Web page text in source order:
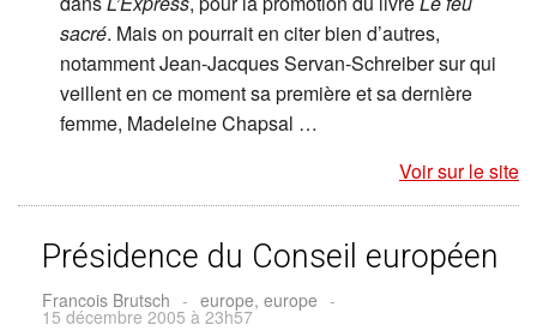
sacré. Mais on pourrait en citer bien d’autres,
notamment Jean-Jacques Servan-Schreiber sur qui
veillent en ce moment sa première et sa dernière
femme, Madeleine Chapsal …
Voir sur le site
Présidence du Conseil européen
Francois Brutsch - europe, europe -
15 décembre 2005 à 23h57